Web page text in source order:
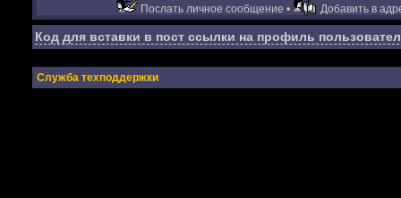
Послать личное сообщение • Добавить в
Код для вставки в пост ссылки на профиль
Служба техподдержки